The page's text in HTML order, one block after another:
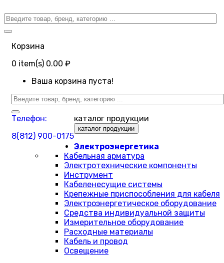
Корзина
0 item(s) 0.00 ₽
Ваша корзина пуста!
Телефон:
8(812) 900-0175
каталог продукции
каталог продукции
Электроэнергетика
Кабельная арматура
Электротехнические компоненты
Инструмент
Кабеленесущие системы
Крепежные приспособления для кабеля
Электроэнергетическое оборудование
Средства индивидуальной защиты
Измерительное оборудование
Расходные материалы
Кабель и провод
Освещение